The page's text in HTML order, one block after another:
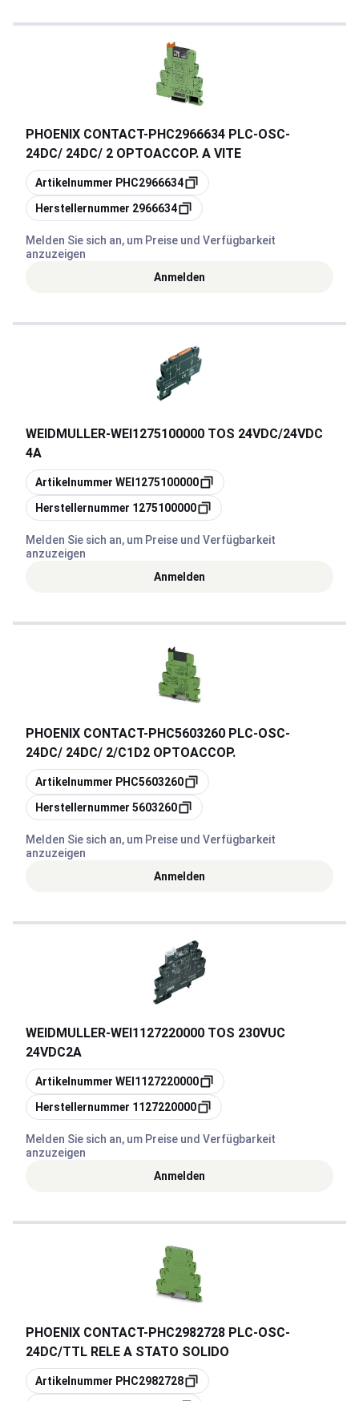
PHOENIX CONTACT-PHC2966634 PLC-OSC-
24DC/ 24DC/ 2 OPTOACCOP. A VITE
Kopieren
Artikelnummer PHC2966634
Kopieren
Herstellernummer 2966634
Melden Sie sich an, um Preise und Verfügbarkeit
anzuzeigen
Anmelden
WEIDMULLER-WEI1275100000 TOS 24VDC/24VDC
4A
Kopieren
Artikelnummer WEI1275100000
Kopieren
Herstellernummer 1275100000
Melden Sie sich an, um Preise und Verfügbarkeit
anzuzeigen
Anmelden
PHOENIX CONTACT-PHC5603260 PLC-OSC-
24DC/ 24DC/ 2/C1D2 OPTOACCOP.
Kopieren
Artikelnummer PHC5603260
Kopieren
Herstellernummer 5603260
Melden Sie sich an, um Preise und Verfügbarkeit
anzuzeigen
Anmelden
WEIDMULLER-WEI1127220000 TOS 230VUC
24VDC2A
Kopieren
Artikelnummer WEI1127220000
Kopieren
Herstellernummer 1127220000
Melden Sie sich an, um Preise und Verfügbarkeit
anzuzeigen
Anmelden
PHOENIX CONTACT-PHC2982728 PLC-OSC-
24DC/TTL RELE A STATO SOLIDO
Kopieren
Artikelnummer PHC2982728